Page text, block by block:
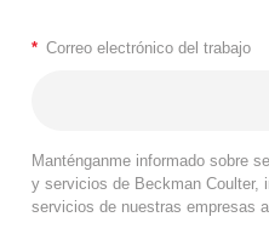
* Correo electrónico del trabajo
Manténganme informado sobre
y servicios de Beckman Coulter,
servicios de nuestras empresas